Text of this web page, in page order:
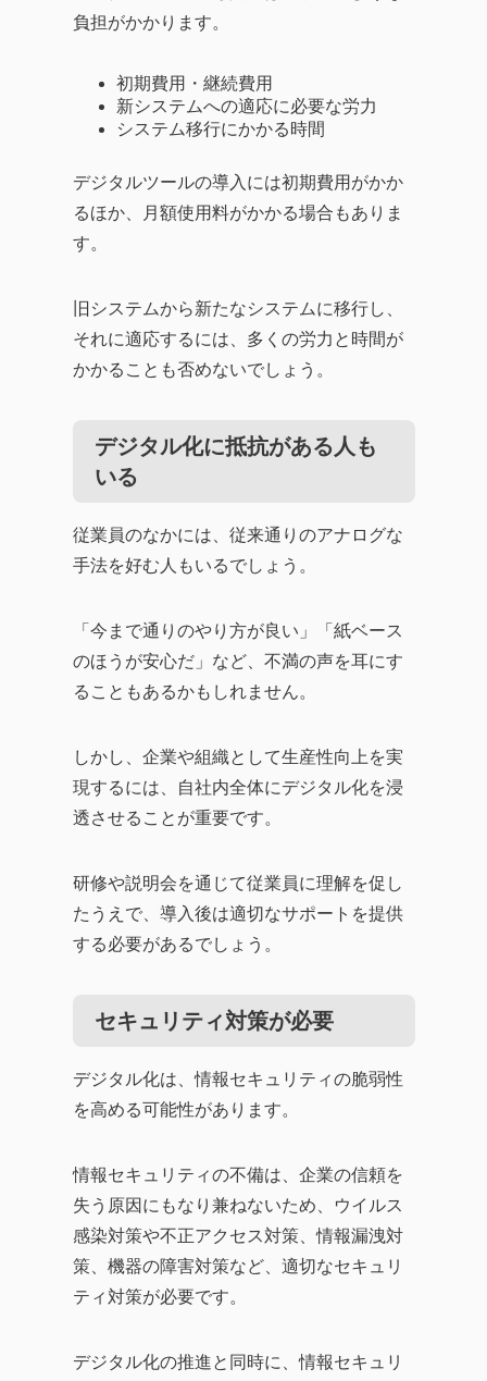
負担がかかります。
初期費用・継続費用
新システムへの適応に必要な労力
システム移行にかかる時間
デジタルツールの導入には初期費用がかか
るほか、月額使用料がかかる場合もありま
す。
旧システムから新たなシステムに移行し、
それに適応するには、多くの労力と時間が
かかることも否めないでしょう。
デジタル化に抵抗がある人も
いる
従業員のなかには、従来通りのアナログな
手法を好む人もいるでしょう。
「今まで通りのやり方が良い」「紙ベース
のほうが安心だ」など、不満の声を耳にす
ることもあるかもしれません。
しかし、企業や組織として生産性向上を実
現するには、自社内全体にデジタル化を浸
透させることが重要です。
研修や説明会を通じて従業員に理解を促し
たうえで、導入後は適切なサポートを提供
する必要があるでしょう。
セキュリティ対策が必要
デジタル化は、情報セキュリティの脆弱性
を高める可能性があります。
情報セキュリティの不備は、企業の信頼を
失う原因にもなり兼ねないため、ウイルス
感染対策や不正アクセス対策、情報漏洩対
策、機器の障害対策など、適切なセキュリ
ティ対策が必要です。
デジタル化の推進と同時に、情報セキュリ